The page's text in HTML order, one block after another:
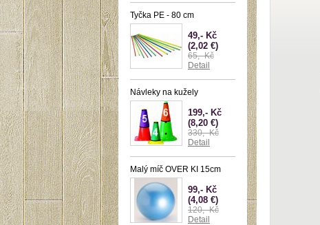
Tyčka PE - 80 cm
49,- Kč
(2,02 €)
65,- Kč
Detail
Návleky na kužely
199,- Kč
(8,20 €)
330,- Kč
Detail
Malý míč OVER KI 15cm
99,- Kč
(4,08 €)
120,- Kč
Detail